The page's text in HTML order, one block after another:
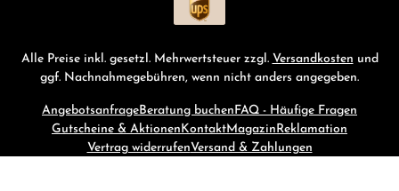
Alle Preise inkl. gesetzl. Mehrwertsteuer zzgl. Versandkosten und
ggf. Nachnahmegebühren, wenn nicht anders angegeben.
AngebotsanfrageBeratung buchenFAQ - Häufige Fragen
Gutscheine & AktionenKontaktMagazinReklamation
Vertrag widerrufenVersand & Zahlungen